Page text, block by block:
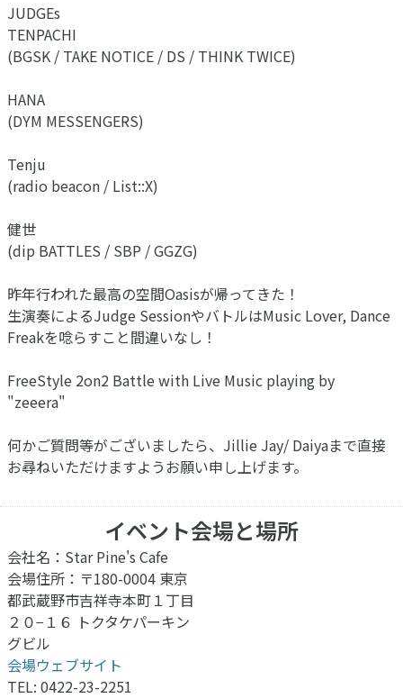
JUDGEs
TENPACHI
(BGSK / TAKE NOTICE / DS / THINK TWICE)
HANA
(DYM MESSENGERS)
Tenju
(radio beacon / List::X)
健世
(dip BATTLES / SBP / GGZG)
昨年行われた最高の空間Oasisが帰ってきた！
生演奏によるJudge SessionやバトルはMusic Lover, Dance
Freakを唸らすこと間違いなし！
FreeStyle 2on2 Battle with Live Music playing by
"zeeera"
何かご質問等がございましたら、Jillie Jay/ Daiyaまで直接
お尋ねいただけますようお願い申し上げます。
イベント会場と場所
会社名：Star Pine's Cafe
会場住所：〒180-0004 東京
都武蔵野市吉祥寺本町１丁目
２０−１６ トクタケパーキン
グビル
会場ウェブサイト
TEL: 0422-23-2251